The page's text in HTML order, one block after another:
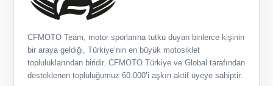
CFMOTO Team, motor sporlarına tutku duyan binlerce kişinin
bir araya geldiği, Türkiye’nin en büyük motosiklet
topluluklarından biridir. CFMOTO Türkiye ve Global tarafından
desteklenen topluluğumuz 60.000’i aşkın aktif üyeye sahiptir.